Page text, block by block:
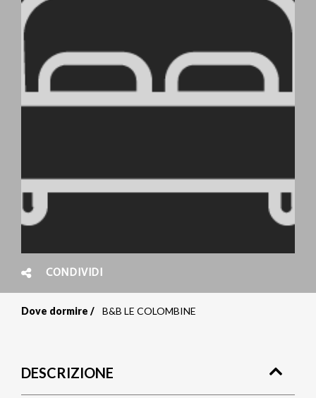
CONDIVIDI
pane
Dove dormire B&B LE COLOMBINE
DESCRIZIONE